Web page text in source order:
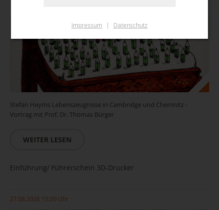
26.08.2026 18:00 Uhr
Stefan Heyms Lebenszeugnisse in Cambridge und Chemnitz -
Vortrag mit Prof. Dr. Thomas Bürger
WEITER LESEN
Einführung/ Führerschein 3D-Drucker
27.08.2026 15:00 Uhr
Impressum | Datenschutz